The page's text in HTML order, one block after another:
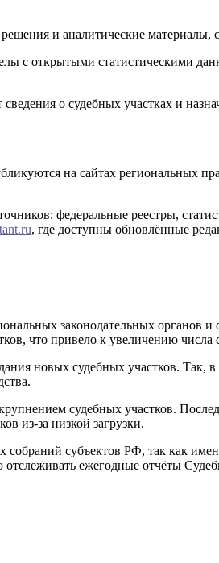
и аналитические
с открытыми статистическими
о судебных участках и
на сайтах региональных
федеральные реестры,
, где доступны обновлённые
законодательных органов
что привело к увеличению числа
новых судебных участков.
судебных участков.
из-за низкой загрузки.
собраний субъектов РФ, так как
ежегодные отчёты